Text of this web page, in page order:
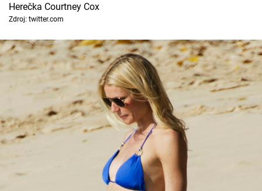
Herečka Courtney Cox
Zdroj: twitter.com